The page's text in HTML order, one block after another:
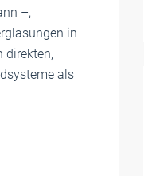
–,
in
direkten,
als